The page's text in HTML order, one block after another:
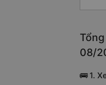
08/
🚌 1.